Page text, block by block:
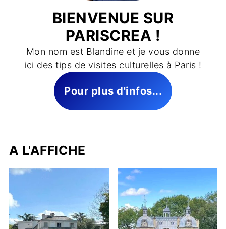
BIENVENUE SUR
PARISCREA !
Mon nom est Blandine et je vous donne
ici des tips de visites culturelles à Paris !
Pour plus d'infos...
A L'AFFICHE